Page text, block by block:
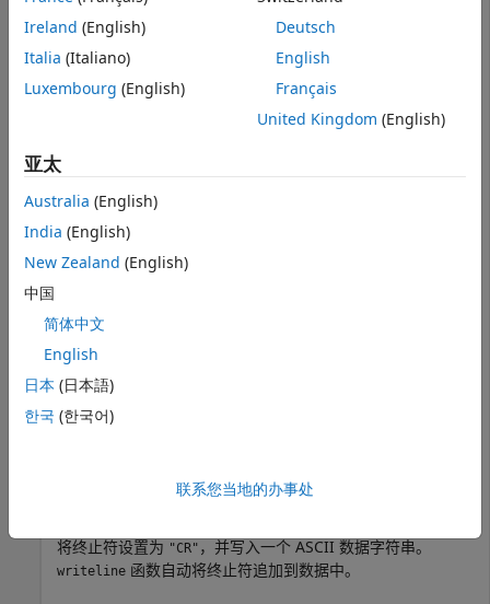
device = serialport( ,9600)
                 Port: "COM3"
    NumBytesAvailable: 0
检查默认的 ASCII 终止符。
device.Terminator
将终止符设置为 "CR" ，并写入一个 ASCII 数据字符串。
writeline 函数自动将终止符追加到数据中。
Ireland (English)
Italia (Italiano)
Luxembourg (English)
Deutsch
English
Français
United Kingdom (English)
亚太
Australia (English)
India (English)
New Zealand (English)
中国
简体中文
English
日本 (日本語)
한국 (한국어)
联系您当地的办事处